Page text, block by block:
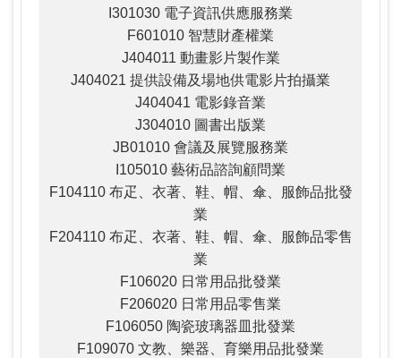
I301030 電子資訊供應服務業
F601010 智慧財產權業
J404011 動畫影片製作業
J404021 提供設備及場地供電影片拍攝業
J404041 電影錄音業
J304010 圖書出版業
JB01010 會議及展覽服務業
I105010 藝術品諮詢顧問業
F104110 布疋、衣著、鞋、帽、傘、服飾品批發
業
F204110 布疋、衣著、鞋、帽、傘、服飾品零售
業
F106020 日常用品批發業
F206020 日常用品零售業
F106050 陶瓷玻璃器皿批發業
F109070 文教、樂器、育樂用品批發業